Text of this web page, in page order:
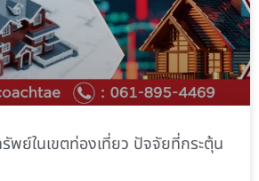
พย์ในเขตท่องเที่ยว ปัจจัยที่กระตุ้น